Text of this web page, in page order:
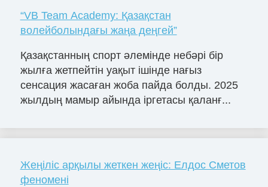
“VB Team Academy: Қазақстан
волейболындағы жаңа деңгей”
Қазақстанның спорт әлемінде небәрі бір
жылға жетпейтін уақыт ішінде нағыз
сенсация жасаған жоба пайда болды. 2025
жылдың мамыр айында іргетасы қаланғ...
Жеңіліс арқылы жеткен жеңіс: Елдос Сметов
феномені